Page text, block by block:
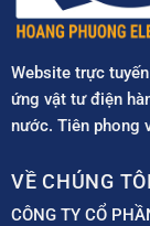
Website trực
ứng vật tư điện
nước. Tiên phong
VỀ CHÚNG TÔI
CÔNG TY CỔ